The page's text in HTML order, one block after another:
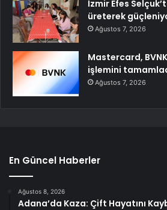
İzmir Efes
üreterek
Ağustos 7, 2026
Mastercard,
işlemini
Ağustos 7, 2026
En Güncel Haberler
Ağustos 8, 2026
Adana’da Kaza: Çift Hayatını